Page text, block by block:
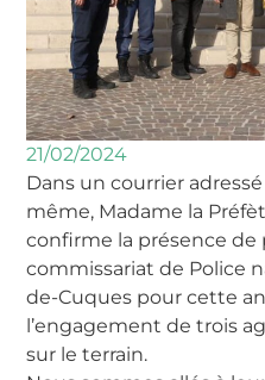
21/02/2024
Dans un courrier adressé
même, Madame la
confirme la présence
commissariat de Police
de-Cuques pour cette
l’engagement de trois
sur le terrain.